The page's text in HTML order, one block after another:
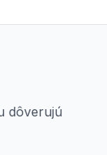
dôverujú